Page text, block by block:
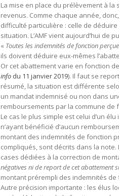
La mise en place du prélèvement à la
revenus. Comme chaque année,
difficulté particulière : celle de
situation. L’AMF vient aujourd’hui
« Toutes les indemnités de fonction
ils doivent déduire eux-mêmes
Or cet abattement varie en fonction
info du 11 janvier 2019). Il faut se
résumé, la situation est différente
un mandat indemnisé ou non dans
remboursements par la commune de
Le cas le plus simple est celui d’un
n’ayant bénéficié d’aucun
montant des indemnités de fonction
compliqués, sont décrits dans la
cases dédiées à la correction de
négatives ni de report de cet abattement
montant prérempli des indemnités de
Autre précision importante : les élus